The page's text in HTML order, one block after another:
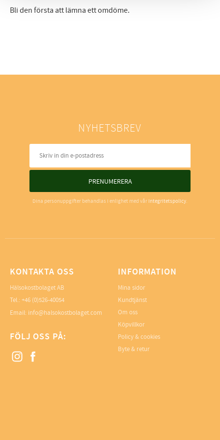
Bli den första att lämna ett omdöme.
NYHETSBREV
PRENUMERERA
Dina personuppgifter behandlas i enlighet med vår integritetspolicy.
KONTAKTA OSS
Hälsokostbolaget AB
Tel.: +46 (0)526-40054
Email: info@halsokostbolaget.com
FÖLJ OSS PÅ:
INFORMATION
Mina sidor
Kundtjänst
Om oss
Köpvillkor
Policy & cookies
Byte & retur